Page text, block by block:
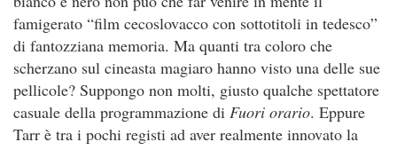
famigerato “film cecoslovacco con sottotitoli in tedesco”
di fantozziana memoria. Ma quanti tra coloro che
scherzano sul cineasta magiaro hanno visto una delle sue
pellicole? Suppongo non molti, giusto qualche spettatore
casuale della programmazione di Fuori orario. Eppure
Tarr è tra i pochi registi ad aver realmente innovato la